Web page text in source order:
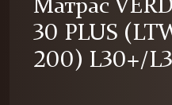
Матрас
30 PLUS
200) L30+/